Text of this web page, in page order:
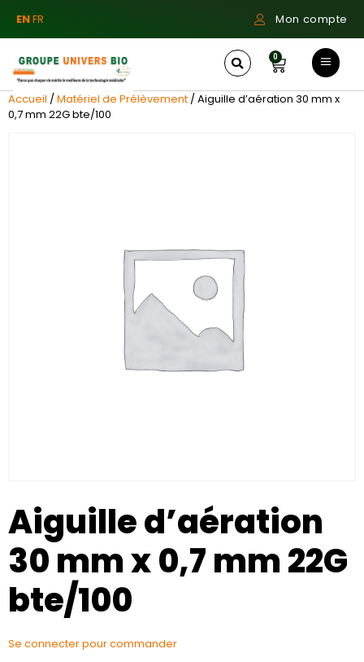
ENFR Mon compte
0
Accueil /Matériel de Prélèvement / Aiguille d’aération 30 mm x
0,7 mm 22G bte/100
Aiguille d’aération
30 mm x 0,7 mm 22G
bte/100
Se connecter pour commander